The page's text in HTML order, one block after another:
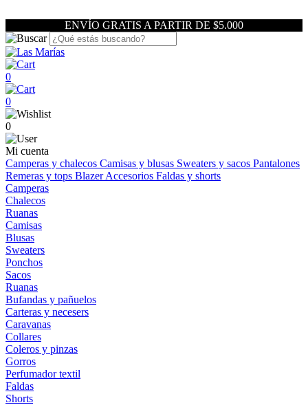
ENVÍO GRATIS A PARTIR DE $5.000
0
0
0
Mi cuenta
Camperas y chalecos Camisas y blusas Sweaters y sacos Pantalones
Remeras y tops BlazerAccesorios Faldas y shorts
Camperas
Chalecos
Ruanas
Camisas
Blusas
Sweaters
Ponchos
Sacos
Ruanas
Bufandas y pañuelos
Carteras y necesers
Caravanas
Collares
Coleros y pinzas
Gorros
Perfumador textil
Faldas
Shorts